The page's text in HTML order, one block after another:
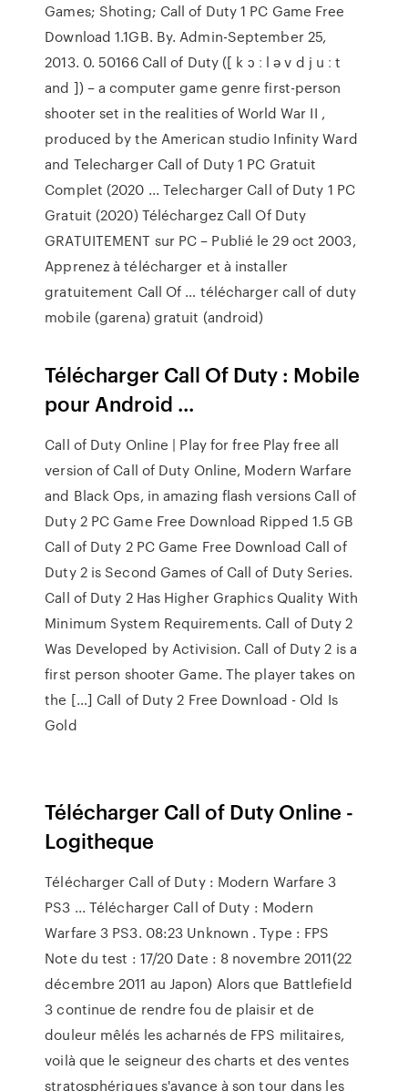
Games; Shoting; Call of Duty 1 PC Game Free
Download 1.1GB. By. Admin-September 25,
2013. 0. 50166 Call of Duty ([ k ɔ ː l ə v d j u ː t
and ]) – a computer game genre first-person
shooter set in the realities of World War II ,
produced by the American studio Infinity Ward
and Telecharger Call of Duty 1 PC Gratuit
Complet (2020 ... Telecharger Call of Duty 1 PC
Gratuit (2020) Téléchargez Call Of Duty
GRATUITEMENT sur PC – Publié le 29 oct 2003,
Apprenez à télécharger et à installer
gratuitement Call Of … télécharger call of duty
mobile (garena) gratuit (android)
Télécharger Call Of Duty : Mobile
pour Android ...
Call of Duty Online | Play for free Play free all
version of Call of Duty Online, Modern Warfare
and Black Ops, in amazing flash versions Call of
Duty 2 PC Game Free Download Ripped 1.5 GB
Call of Duty 2 PC Game Free Download Call of
Duty 2 is Second Games of Call of Duty Series.
Call of Duty 2 Has Higher Graphics Quality With
Minimum System Requirements. Call of Duty 2
Was Developed by Activision. Call of Duty 2 is a
first person shooter Game. The player takes on
the […] Call of Duty 2 Free Download - Old Is
Gold
Télécharger Call of Duty Online -
Logitheque
Télécharger Call of Duty : Modern Warfare 3
PS3 ... Télécharger Call of Duty : Modern
Warfare 3 PS3. 08:23 Unknown . Type : FPS
Note du test : 17/20 Date : 8 novembre 2011(22
décembre 2011 au Japon) Alors que Battlefield
3 continue de rendre fou de plaisir et de
douleur mêlés les acharnés de FPS militaires,
voilà que le seigneur des charts et des ventes
stratosphériques s'avance à son tour dans les